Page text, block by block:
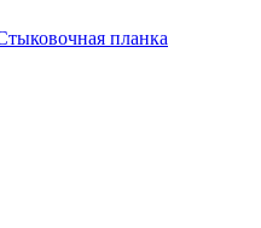
планка